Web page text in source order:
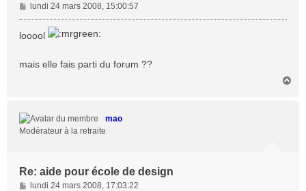
M
e
g
lundi 24 mars 2008, 15:00:57
looool
mais elle fais parti du forum ??
mao
Modérateur à la retraite
Re: aide pour école de design
Mlundi 24 mars 2008, 17:03:22